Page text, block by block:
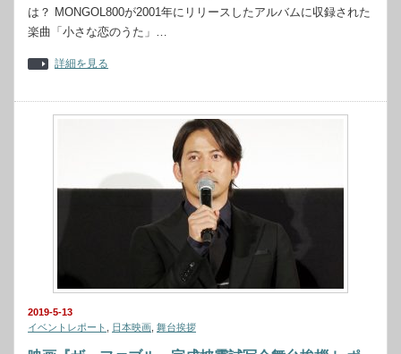
は？ MONGOL800が2001年にリリースしたアルバムに収録された
楽曲「小さな恋のうた」…
詳細を見る
2019-5-13
イベントレポート
日本映画 舞台挨拶